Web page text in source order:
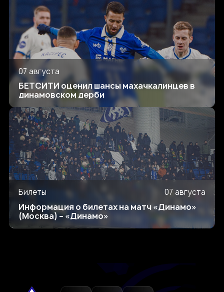
07 августа
БЕТСИТИ оценил шансы махачкалинцев в
динамовском дерби
Билеты 07 августа
Информация о билетах на матч «Динамо»
(Москва) – «Динамо»